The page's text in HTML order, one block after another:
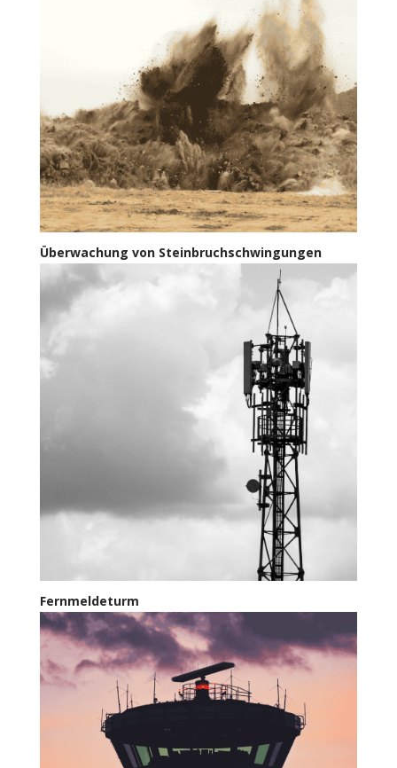
Überwachung von Steinbruchschwingungen
Fernmeldeturm